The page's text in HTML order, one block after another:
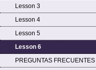
Lesson 3
Lesson 4
Lesson 5
Lesson 6
PREGUNTAS FRECUENTES